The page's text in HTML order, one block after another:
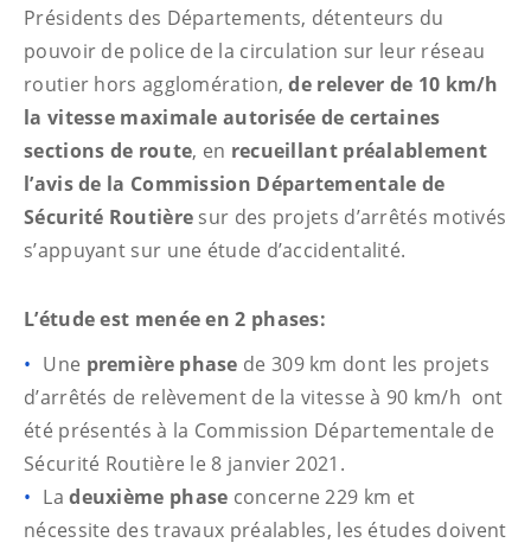
Présidents des Départements, détenteurs du
pouvoir de police de la circulation sur leur réseau
routier hors agglomération,de relever de 10 km/h
la vitesse maximale autorisée de certaines
sections de route, en recueillant préalablement
l’avis de la Commission Départementale de
Sécurité Routière sur des projets d’arrêtés motivés
s’appuyant sur une étude d’accidentalité.
L’étude est menée en 2 phases:
Une première phase de 309 km dont les projets
d’arrêtés de relèvement de la vitesse à 90 km/h ont
été présentés à la Commission Départementale de
Sécurité Routière le 8 janvier 2021.
Ladeuxième phase concerne 229 km et
nécessite des travaux préalables, les études doivent